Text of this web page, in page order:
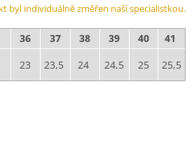
byl individuálně změřen naší specialistkou.
36 37 38 39 40
41
23 23,5 24 24,5 25 25,5